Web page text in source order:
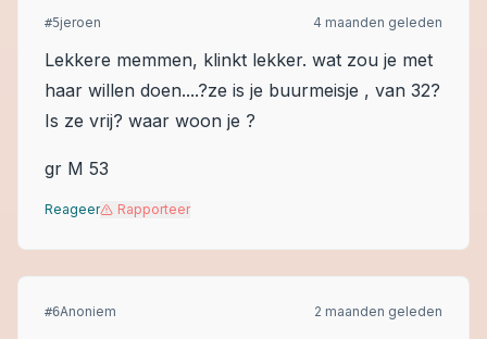
#5jeroen 4 maanden geleden
Lekkere memmen, klinkt lekker. wat zou je met
haar willen doen....?ze is je buurmeisje , van 32?
Is ze vrij? waar woon je ?
gr M 53
Reageer Rapporteer
#6Anoniem 2 maanden geleden